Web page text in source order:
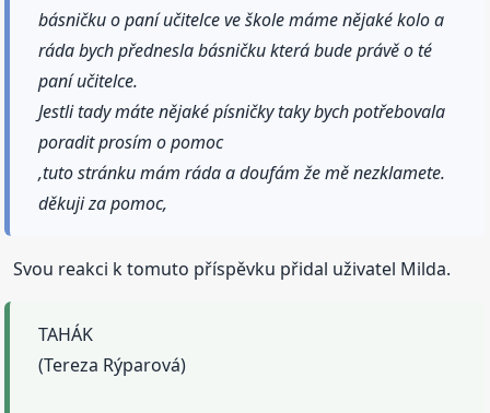
básničku o paní učitelce ve škole máme nějaké kolo a
ráda bych přednesla básničku která bude právě o té
paní učitelce.
Jestli tady máte nějaké písničky taky bych potřebovala
poradit prosím o pomoc
,tuto stránku mám ráda a doufám že mě nezklamete.
děkuji za pomoc,
Svou reakci k tomuto příspěvku přidal uživatel Milda.
TAHÁK
(Tereza Rýparová)